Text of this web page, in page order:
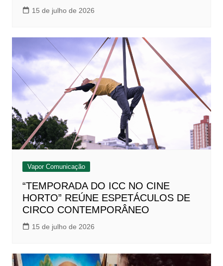
15 de julho de 2026
Vapor Comunicação
“TEMPORADA DO ICC NO CINE
HORTO” REÚNE ESPETÁCULOS DE
CIRCO CONTEMPORÂNEO
15 de julho de 2026